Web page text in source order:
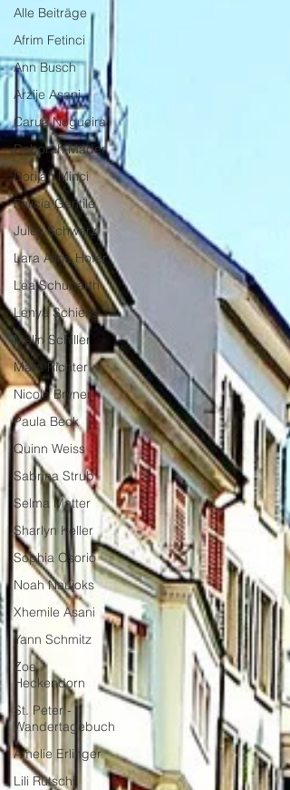
Alle Beiträge
Afrim Fetinci
Ann Busch
Arzije Asani
Caruã Nogueira
Deborah Mäder
Dorijan Minci
Felicia Gentile
Jules Schwarz
Lara Alina Hofer
Lea Schubarth
Lenya Schiess
Malin Schiller
Mara Richter
Nicola Bryner
Paula Beck
Quinn Weiss
Sabrina Strub
Selma Matter
Sharlyn Keller
Sophia Osorio
Noah Naujoks
Xhemile Asani
Yann Schmitz
Zoe
Heckendorn
St. Peter -
Wandertagebuch
Amelie Erlinger
Lili Rütschi